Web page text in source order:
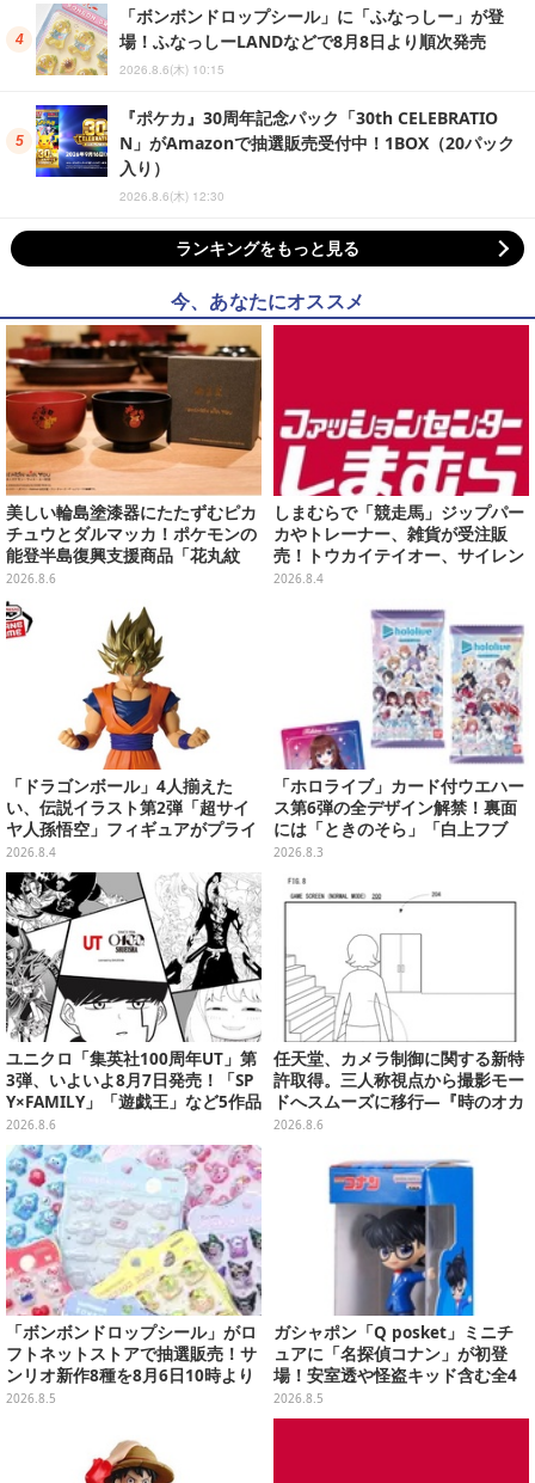
「ボンボンドロップシール」に「ふなっしー」が登
場！ふなっしーLANDなどで8月8日より順次発売
2026.8.6(木) 10:15
『ポケカ』30周年記念パック「30th CELEBRATIO
N」がAmazonで抽選販売受付中！1BOX（20パック
入り）
2026.8.6(木) 12:30
ランキングをもっと見る
今、あなたにオススメ
美しい輪島塗漆器にたたずむピカ
チュウとダルマッカ！ポケモンの
能登半島復興支援商品「花丸紋
椀」が8月8日発売
2026.8.6
しまむらで「競走馬」ジップパー
カやトレーナー、雑貨が受注販
売！トウカイテイオー、サイレン
ススズカなど名馬5頭をデザイン
2026.8.4
「ドラゴンボール」4人揃えた
い、伝説イラスト第2弾「超サイ
ヤ人孫悟空」フィギュアがプライ
ズ展開！ビッグサイズの「筋斗
雲」エアぐるみも
2026.8.4
「ホロライブ」カード付ウエハー
ス第6弾の全デザイン解禁！裏面
には「ときのそら」「白上フブ
キ」ら30名の手書きメッセージ入
2026.8.3
ユニクロ「集英社100周年UT」第
3弾、いよいよ8月7日発売！「SP
Y×FAMILY」「遊戯王」など5作品
をデザイン
2026.8.6
任天堂、カメラ制御に関する新特
許取得。三人称視点から撮影モー
ドへスムーズに移行―『時のオカ
リナ』リメイク版との関連を推測
2026.8.6
「ボンボンドロップシール」がロ
フトネットストアで抽選販売！サ
ンリオ新作8種を8月6日10時より
受付開始
2026.8.5
ガシャポン「Q posket」ミニチ
ュアに「名探偵コナン」が初登
場！安室透や怪盗キッド含む全4
種、パッケージをもとに裏面まで
可愛くデザイン
2026.8.5